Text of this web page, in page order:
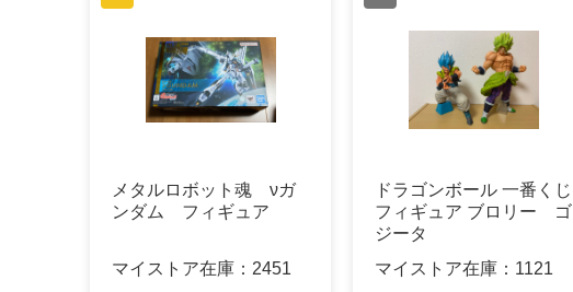
メタルロボット魂 νガ
ンダム フィギュア
マイストア在庫： 2451
ドラゴンボール 一番くじ
フィギュア ブロリー ゴ
ジータ
マイストア在庫： 1121